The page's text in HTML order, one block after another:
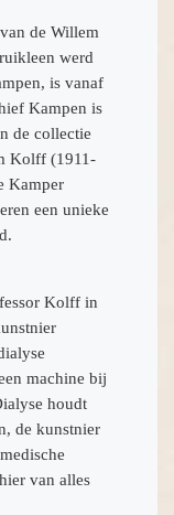
de Willem
werd
is vanaf
Kampen is
de collectie
Kolff (1911-
Kamper
een unieke
Kolff in
machine bij
houdt
de kunstnier
van alles